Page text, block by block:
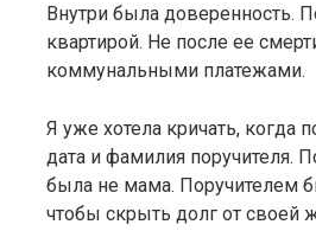
Внутри была доверенность.
квартирой. Не после ее
коммунальными платежами.
Я уже хотела кричать, когда
дата и фамилия поручителя.
была не мама. Поручителем
чтобы скрыть долг от своей